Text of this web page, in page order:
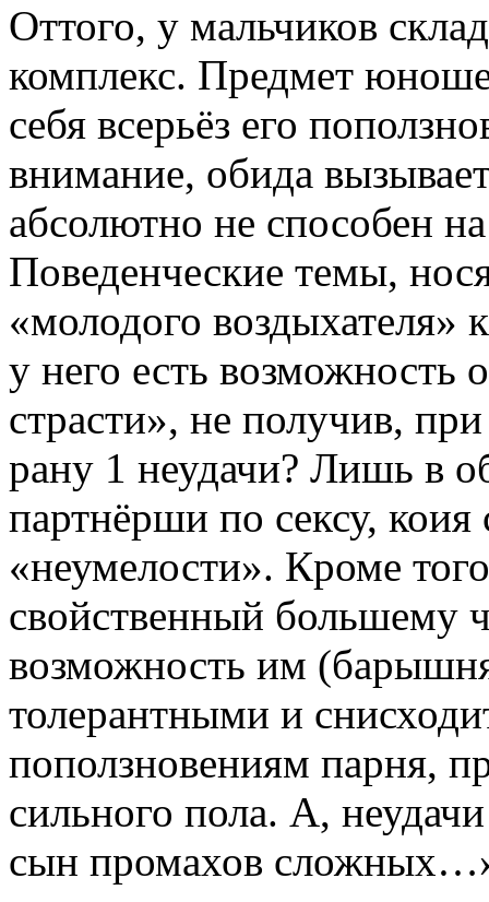
Оттого, у мальчиков
комплекс. Предмет
себя всерьёз его
внимание, обида
абсолютно не способен
Поведенческие темы,
«молодого воздыхателя»
у него есть возможность
страсти», не получив,
рану 1 неудачи? Лишь в
партнёрши по сексу, коия
«неумелости». Кроме
свойственный большему
возможность им
толерантными и
поползновениям парня,
сильного пола. А,
сын промахов